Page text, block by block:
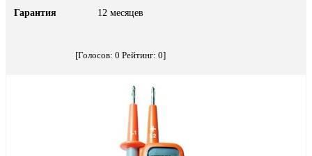
Гарантия 12 месяцев
[Голосов: 0 Рейтинг: 0]